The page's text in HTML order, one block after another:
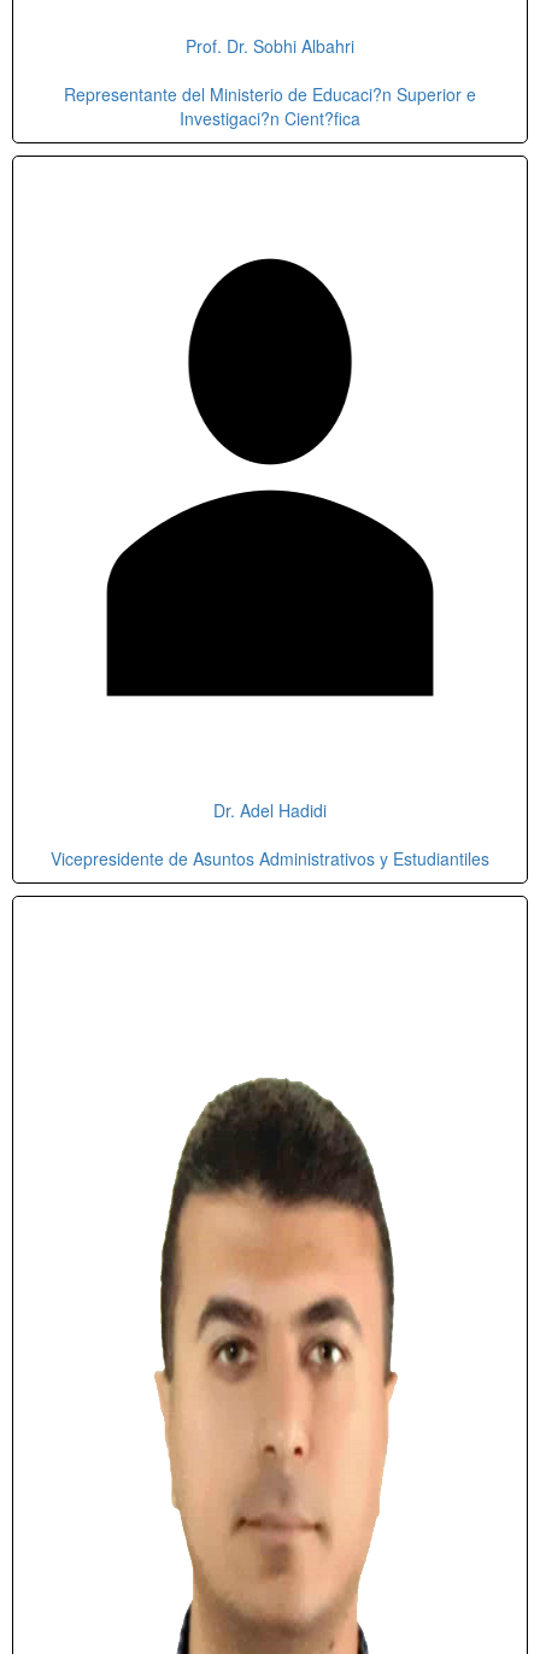
Prof. Dr. Sobhi Albahri
Representante del Ministerio de Educaci?n Superior e
Investigaci?n Cient?fica
Dr. Adel Hadidi
Vicepresidente de Asuntos Administrativos y Estudiantiles